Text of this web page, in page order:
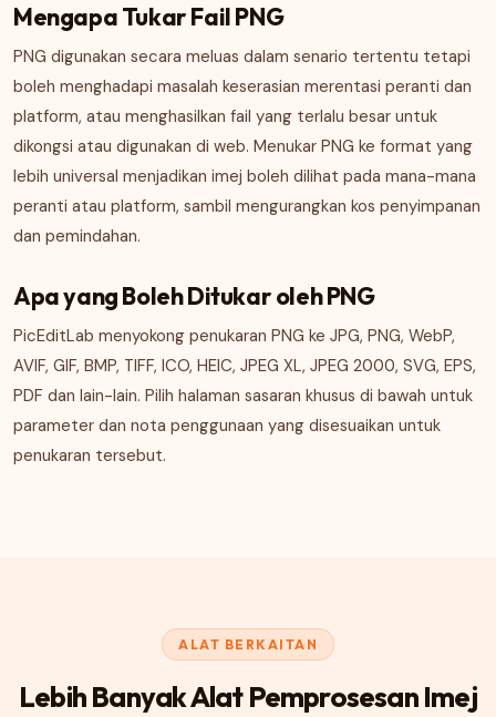
Mengapa Tukar Fail PNG
PNG digunakan secara meluas dalam senario tertentu tetapi
boleh menghadapi masalah keserasian merentasi peranti dan
platform, atau menghasilkan fail yang terlalu besar untuk
dikongsi atau digunakan di web. Menukar PNG ke format yang
lebih universal menjadikan imej boleh dilihat pada mana-mana
peranti atau platform, sambil mengurangkan kos penyimpanan
dan pemindahan.
Apa yang Boleh Ditukar oleh PNG
PicEditLab menyokong penukaran PNG ke JPG, PNG, WebP,
AVIF, GIF, BMP, TIFF, ICO, HEIC, JPEG XL, JPEG 2000, SVG, EPS,
PDF dan lain-lain. Pilih halaman sasaran khusus di bawah untuk
parameter dan nota penggunaan yang disesuaikan untuk
penukaran tersebut.
ALAT BERKAITAN
Lebih Banyak Alat Pemprosesan Imej